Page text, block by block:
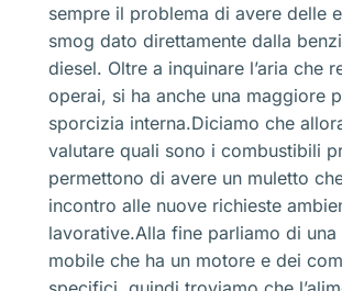
sempre il problema di avere delle
smog dato direttamente dalla
diesel. Oltre a inquinare l’aria che
operai, si ha anche una maggiore
sporcizia interna.Diciamo che
valutare quali sono i combustibili
permettono di avere un muletto
incontro alle nuove richieste
lavorative.Alla fine parliamo di una
mobile che ha un motore e dei